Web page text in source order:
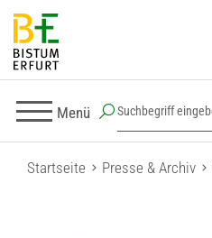
Menü
Startseite Presse & Archiv